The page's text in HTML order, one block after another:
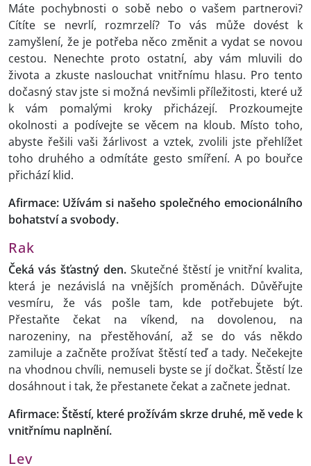
Máte pochybnosti o sobě nebo o vašem partnerovi?
Cítíte se nevrlí, rozmrzelí? To vás může dovést k
zamyšlení, že je potřeba něco změnit a vydat se novou
cestou. Nenechte proto ostatní, aby vám mluvili do
života a zkuste naslouchat vnitřnímu hlasu. Pro tento
dočasný stav jste si možná nevšimli příležitosti, které už
k vám pomalými kroky přicházejí. Prozkoumejte
okolnosti a podívejte se věcem na kloub. Místo toho,
abyste řešili vaši žárlivost a vztek, zvolili jste přehlížet
toho druhého a odmítáte gesto smíření. A po bouřce
přichází klid.
Afirmace: Užívám si našeho společného emocionálního
bohatství a svobody.
Rak
Čeká vás šťastný den. Skutečné štěstí je vnitřní kvalita,
která je nezávislá na vnějších proměnách. Důvěřujte
vesmíru, že vás pošle tam, kde potřebujete být.
Přestaňte čekat na víkend, na dovolenou, na
narozeniny, na přestěhování, až se do vás někdo
zamiluje a začněte prožívat štěstí teď a tady. Nečekejte
na vhodnou chvíli, nemuseli byste se jí dočkat. Štěstí lze
dosáhnout i tak, že přestanete čekat a začnete jednat.
Afirmace: Štěstí, které prožívám skrze druhé, mě vede k
vnitřnímu naplnění.
Lev